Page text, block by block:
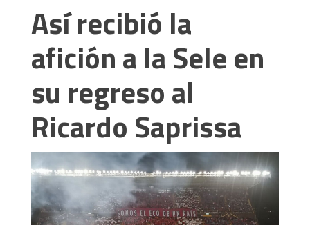
Así recibió la
afición a la Sele en
su regreso al
Ricardo Saprissa